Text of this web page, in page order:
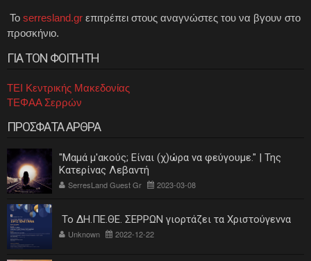
Το serresland.gr επιτρέπει στους αναγνώστες του να βγουν στο
προσκήνιο.
ΓΙΑ ΤΟΝ ΦΟΙΤΗΤΗ
ΤΕΙ Κεντρικής Μακεδονίας
ΤΕΦΑΑ Σερρών
ΠΡΟΣΦΑΤΑ ΑΡΘΡΑ
"Μαμά μ'ακούς; Είναι (χ)ώρα να φεύγουμε." | Της
Κατερίνας Λεβαντή
SerresLand Guest Gr 2023-03-08
Το ΔΗ.ΠΕ.ΘΕ. ΣΕΡΡΩΝ γιορτάζει τα Χριστούγεννα
Unknown 2022-12-22